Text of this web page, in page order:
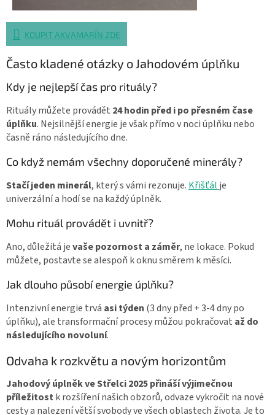
KOUPIT AKVAMARÍN ZDE
Často kladené otázky o Jahodovém úplňku
Kdy je nejlepší čas pro rituály?
Rituály můžete provádět 24 hodin před i po přesném čase
úplňku. Nejsilnější energie je však přímo v noci úplňku nebo
časně ráno následujícího dne.
Co když nemám všechny doporučené minerály?
Stačí jeden minerál, který s vámi rezonuje. Křišťál je
univerzální a hodí se na každý úplněk.
Mohu rituál provádět i uvnitř?
Ano, důležitá jevaše pozornost a záměr, ne lokace. Pokud
můžete, postavte se alespoň k oknu směrem k měsíci.
Jak dlouho působí energie úplňku?
Intenzivní energie trvá asi týden (3 dny před + 3-4 dny po
úplňku), ale transformační procesy můžou pokračovat až do
následujícího novoluní.
Odvaha k rozkvětu a novým horizontům
Jahodový úplněk ve Střelci 2025 přináší výjimečnou
příležitostk rozšíření našich obzorů, odvaze vykročit na nové
cesty a nalezení větší svobody ve všech oblastech života. Je to